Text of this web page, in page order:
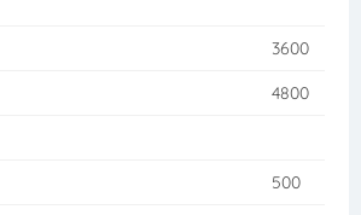
3600
4800
500